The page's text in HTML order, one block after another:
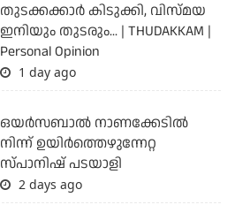
തുടക്കക്കാര്‍ കിടുക്കി, വിസ്മയ
ഇനിയും തുടരും... | THUDAKKAM |
Personal Opinion
1 day ago
ഒയര്‍സബാൽ നാണക്കേടിൽ
നിന്ന് ഉയിർത്തെഴുന്നേറ്റ
സ്പാനിഷ് പടയാളി
2 days ago